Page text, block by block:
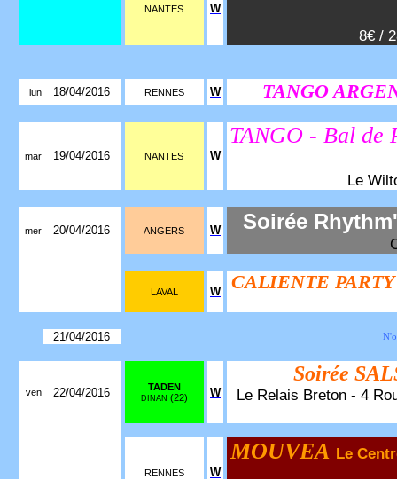
NANTES W
8€ /
lun 18/04/2016 RENNES W TANGO
mar 19/04/2016 NANTES W
TANGO - Bal de
Le
mer 20/04/2016 ANGERS W Soirée
LAVAL W CALIENTE PARTY
21/04/2016
ven 22/04/2016 TADEN
DINAN (22) W
Soirée
Le Relais Breton - 4
RENNES W
MOUVEA Le